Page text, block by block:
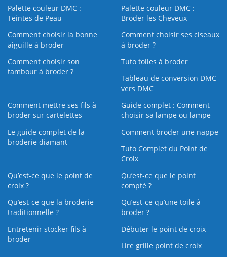
Palette couleur DMC :
Teintes de Peau
Palette couleur DMC :
Broder les Cheveux
Comment choisir la bonne
aiguille à broder
Comment choisir ses ciseaux
à broder ?
Comment choisir son
tambour à broder ?
Tuto toiles à broder
Tableau de conversion DMC
vers DMC
Comment mettre ses fils à
broder sur cartelettes
Guide complet : Comment
choisir sa lampe ou lampe
Le guide complet de la
broderie diamant
Comment broder une nappe
Tuto Complet du Point de
Croix
Qu’est-ce que le point de
croix ?
Qu’est-ce que le point
compté ?
Qu’est-ce que la broderie
traditionnelle ?
Qu’est‑ce qu’une toile à
broder ?
Entretenir stocker fils à
broder
Débuter le point de croix
Lire grille point de croix